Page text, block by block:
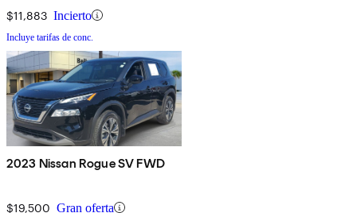
$11,883 Incierto
Incluye tarifas de conc.
2023 Nissan Rogue SV FWD
$19,500 Gran oferta